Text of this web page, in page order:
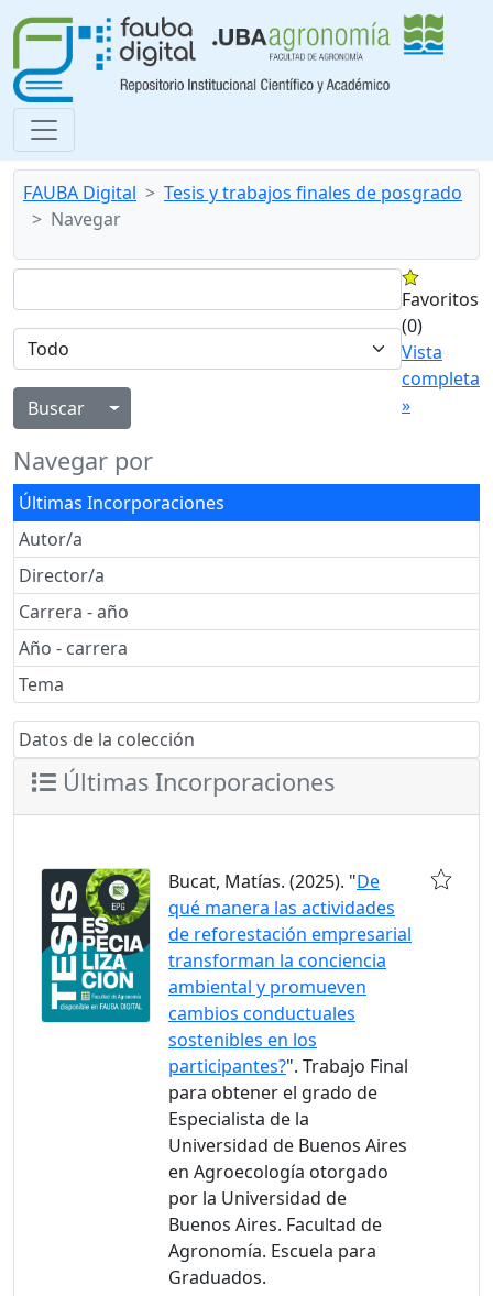
FAUBA Digital
Tesis y trabajos finales de posgrado
Navegar
Alternar menú desplegable
Favoritos
(0)
Vista
completa
»
Navegar por
Últimas Incorporaciones
Autor/a
Director/a
Carrera - año
Año - carrera
Tema
Datos de la colección
Últimas Incorporaciones
Bucat, Matías. (2025). "De
qué manera las actividades
de reforestación empresarial
transforman la conciencia
ambiental y promueven
cambios conductuales
sostenibles en los
participantes?". Trabajo Final
para obtener el grado de
Especialista de la
Universidad de Buenos Aires
en Agroecología otorgado
por la Universidad de
Buenos Aires. Facultad de
Agronomía. Escuela para
Graduados.